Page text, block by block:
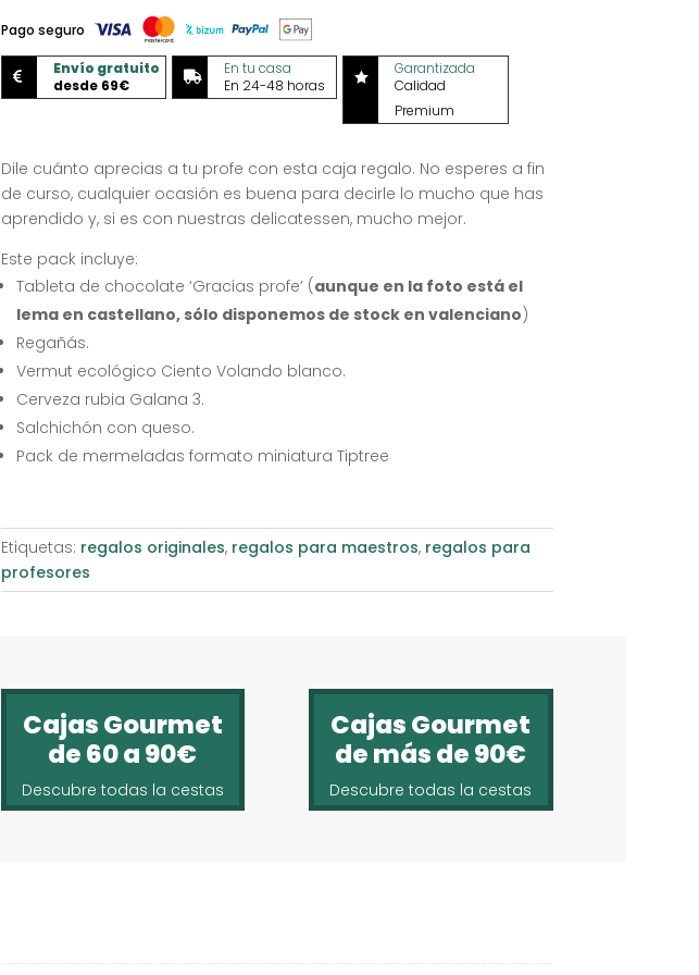
Pago seguro

Envío gratuito
desde 69€

En tu casa
En 24-48 horas

Garantizada
Calidad
Premium
Dile cuánto aprecias a tu profe con esta caja regalo. No esperes a fin
de curso, cualquier ocasión es buena para decirle lo mucho que has
aprendido y, si es con nuestras delicatessen, mucho mejor.
Este pack incluye:
Tableta de chocolate ‘Gracias profe’ (aunque en la foto está el
lema en castellano, sólo disponemos de stock en valenciano)
Regañás.
Vermut ecológico Ciento Volando blanco.
Cerveza rubia Galana 3.
Salchichón con queso.
Pack de mermeladas formato miniatura Tiptree
Etiquetas: regalos originales, regalos para maestros, regalos para
profesores
Cajas Gourmet
de 60 a 90€
Descubre todas la cestas
Cajas Gourmet
de más de 90€
Descubre todas la cestas